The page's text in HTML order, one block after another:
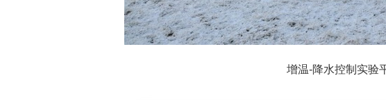
增温-降水控制实验